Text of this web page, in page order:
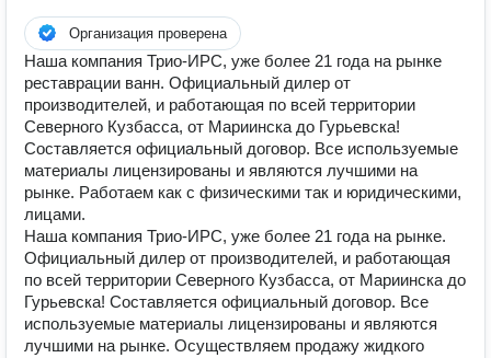
Организация проверена
Наша компания Трио-ИРС, уже более 21 года на рынке
реставрации ванн. Официальный дилер от
производителей, и работающая по всей территории
Северного Кузбасса, от Мариинска до Гурьевска!
Составляется официальный договор. Все используемые
материалы лицензированы и являются лучшими на
рынке. Работаем как с физическими так и юридическими,
лицами.
Наша компания Трио-ИРС, уже более 21 года на рынке.
Официальный дилер от производителей, и работающая
по всей территории Северного Кузбасса, от Мариинска до
Гурьевска! Составляется официальный договор. Все
используемые материалы лицензированы и являются
лучшими на рынке. Осуществляем продажу жидкого